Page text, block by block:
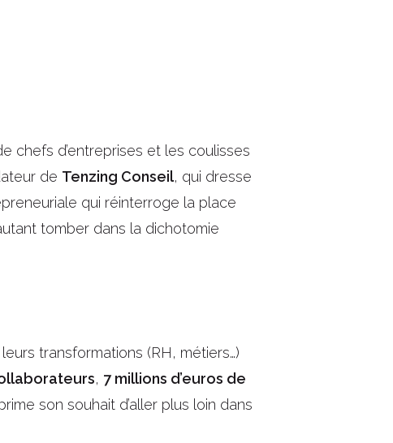
chefs d’entreprises et les coulisses
de Tenzing Conseil, qui dresse
qui réinterroge la place
tomber dans la dichotomie
transformations (RH, métiers…)
, 7 millions d’euros de
son souhait d’aller plus loin dans